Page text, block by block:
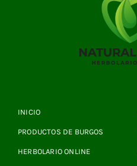
INICIO
PRODUCTOS DE BURGOS
HERBOLARIO ONLINE